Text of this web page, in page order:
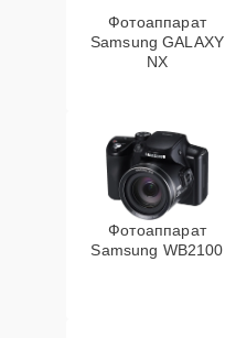
Фотоаппарат
Samsung GALAXY
NX
Фотоаппарат
Samsung WB2100